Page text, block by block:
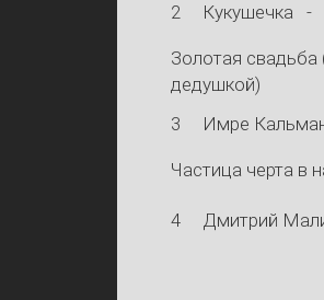
2 Кукушечка -
Золотая
дедушкой)
3
Имре
Частица черта в
4 Дмитрий